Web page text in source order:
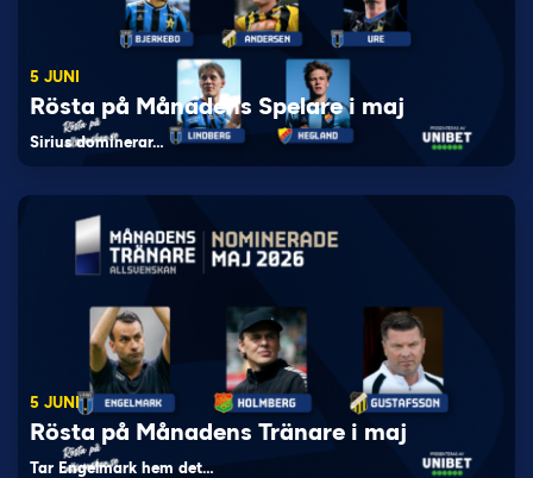
5 JUNI
Rösta på Månadens Spelare i maj
Sirius dominerar…
5 JUNI
Rösta på Månadens Tränare i maj
Tar Engelmark hem det…